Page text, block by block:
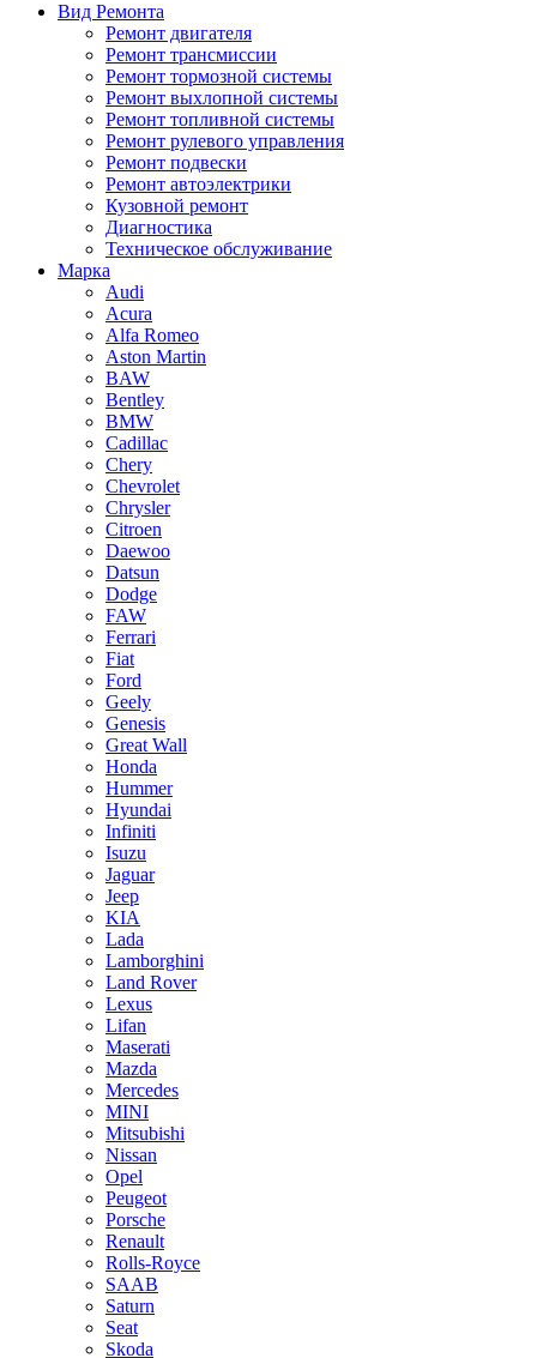
Вид Ремонта
Ремонт двигателя
Ремонт трансмиссии
Ремонт тормозной системы
Ремонт выхлопной системы
Ремонт топливной системы
Ремонт рулевого управления
Ремонт подвески
Ремонт автоэлектрики
Кузовной ремонт
Диагностика
Техническое обслуживание
Марка
Audi
Acura
Alfa Romeo
Aston Martin
BAW
Bentley
BMW
Cadillac
Chery
Chevrolet
Chrysler
Citroen
Daewoo
Datsun
Dodge
FAW
Ferrari
Fiat
Ford
Geely
Genesis
Great Wall
Honda
Hummer
Hyundai
Infiniti
Isuzu
Jaguar
Jeep
KIA
Lada
Lamborghini
Land Rover
Lexus
Lifan
Maserati
Mazda
Mercedes
MINI
Mitsubishi
Nissan
Opel
Peugeot
Porsche
Renault
Rolls-Royce
SAAB
Saturn
Seat
Skoda